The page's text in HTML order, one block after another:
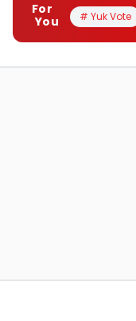
For
You
# Yuk Vote